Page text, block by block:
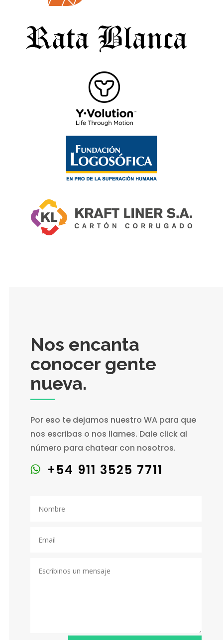
Nos encanta
conocer gente
nueva.
Por eso te dejamos nuestro WA para que
nos escribas o nos llames. Dale click al
número para chatear con nosotros.
+54 911 3525 7711